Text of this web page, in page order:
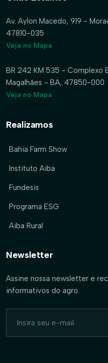
Av. Aylon Macedo, 919 -
47810-035
Veja no Mapa
BR 242 KM 535 - Complexo
Magalhães - BA, 47850-000
Veja no Mapa
Realizamos
Bahia Farm Show
Instituto Aiba
Fundesis
Programa ESG
Aiba Rural
Newsletter
Assine nossa newsletter e
informativos do agro.